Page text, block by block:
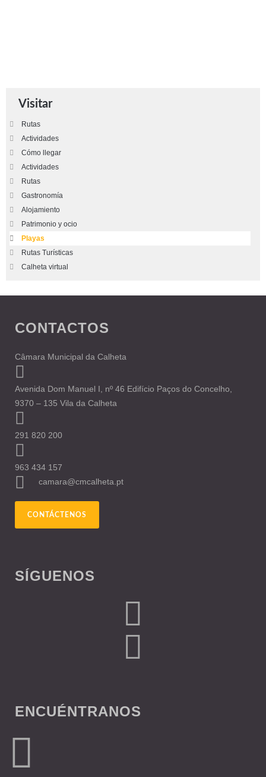
Visitar
Rutas
Actividades
Cómo llegar
Actividades
Rutas
Gastronomía
Alojamiento
Patrimonio y ocio
Playas
Rutas Turísticas
Calheta virtual
CONTACTOS
Câmara Municipal da Calheta
Avenida Dom Manuel I, nº 46 Edifício Paços do Concelho,
9370 – 135 Vila da Calheta
291 820 200
963 434 157
camara@cmcalheta.pt
CONTÁCTENOS
SÍGUENOS
ENCUÉNTRANOS